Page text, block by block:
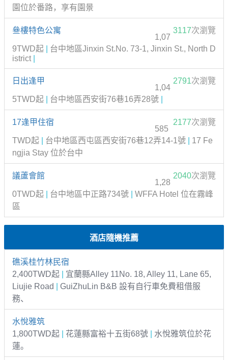
園位於番路，享有園景
叄樓特色公寓 3117次瀏覽
1,07
9TWD起
台中地區Jinxin St.No. 73-1, Jinxin St., North D
istrict
日出逢甲 2791次瀏覽
1,04
5TWD起
台中地區西安街76巷16弄28號
17逢甲住宿 2177次瀏覽
585
TWD起
台中地區西屯區西安街76巷12弄14-1號
17 Fe
ngjia Stay 位於台中
議蘆會館 2040次瀏覽
1,28
0TWD起
台中地區中正路734號
WFFA Hotel 位在霧峰
區
酒店隨機推薦
礁溪桂竹林民宿
2,400TWD起
宜蘭縣Alley 11No. 18, Alley 11, Lane 65,
Liujie Road
GuiZhuLin B&B 設有自行車免費租借服
務、
水悅雅筑
1,800TWD起
花蓮縣富裕十五街68號
水悅雅筑位於花
蓮。